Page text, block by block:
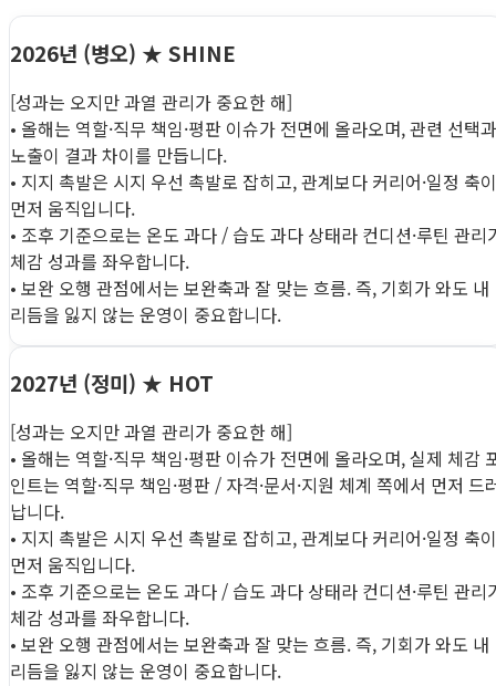
2026년 (병오) ★ SHINE
[성과는 오지만 과열 관리가 중요한 해]
• 올해는 역할·직무 책임·평판 이슈가 전면에 올라오며, 관련 선택과
노출이 결과 차이를 만듭니다.
• 지지 촉발은 시지 우선 촉발로 잡히고, 관계보다 커리어·일정 축이
먼저 움직입니다.
• 조후 기준으로는 온도 과다 / 습도 과다 상태라 컨디션·루틴 관리
체감 성과를 좌우합니다.
• 보완 오행 관점에서는 보완축과 잘 맞는 흐름. 즉, 기회가 와도 내
리듬을 잃지 않는 운영이 중요합니다.
2027년 (정미) ★ HOT
[성과는 오지만 과열 관리가 중요한 해]
• 올해는 역할·직무 책임·평판 이슈가 전면에 올라오며, 실제 체감
인트는 역할·직무 책임·평판 / 자격·문서·지원 체계 쪽에서 먼저 드
납니다.
• 지지 촉발은 시지 우선 촉발로 잡히고, 관계보다 커리어·일정 축이
먼저 움직입니다.
• 조후 기준으로는 온도 과다 / 습도 과다 상태라 컨디션·루틴 관리
체감 성과를 좌우합니다.
• 보완 오행 관점에서는 보완축과 잘 맞는 흐름. 즉, 기회가 와도 내
리듬을 잃지 않는 운영이 중요합니다.